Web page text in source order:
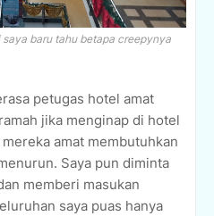
baru tahu betapa creepynya
petugas hotel amat
jika menginap di hotel
amat membutuhkan
Saya pun diminta
memberi masukan
saya puas hanya